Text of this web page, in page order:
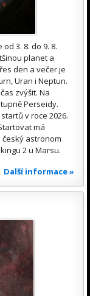
3. 8. do 9. 8.
planet a
den a večer je
Uran i Neptun.
zvýšit. Na
Perseidy.
v roce 2026.
má
český astronom
2 u Marsu.
Další informace »